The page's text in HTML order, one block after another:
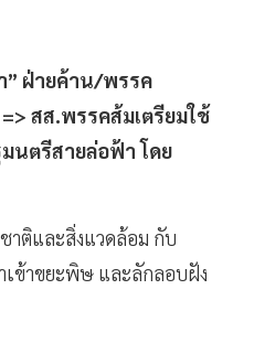
” ฝ่ายค้าน/พรรค
สส.พรรคส้มเตรียมใช้
นตรีสายล่อฟ้า โดย
าติและสิ่งแวดล้อม กับ
เข้าขยะพิษ และลักลอบฝัง